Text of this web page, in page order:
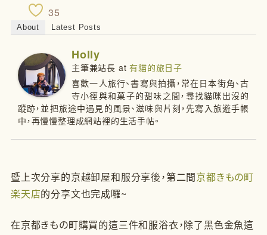
35
About Latest Posts
Holly
主筆兼站長 at有貓的旅日子
喜歡一人旅行、書寫與拍攝，常在日本街角、古
寺小徑與和菓子的甜味之間，尋找貓咪出沒的
蹤跡，並把旅途中遇見的風景、滋味與片刻，先寫入旅遊手帳
中，再慢慢整理成網站裡的生活手帖。
暨上次分享的京越卸屋和服分享後，第二間京都きもの町
楽天店的分享文也完成囉~
在京都きもの町購買的這三件和服浴衣，除了黑色金魚這